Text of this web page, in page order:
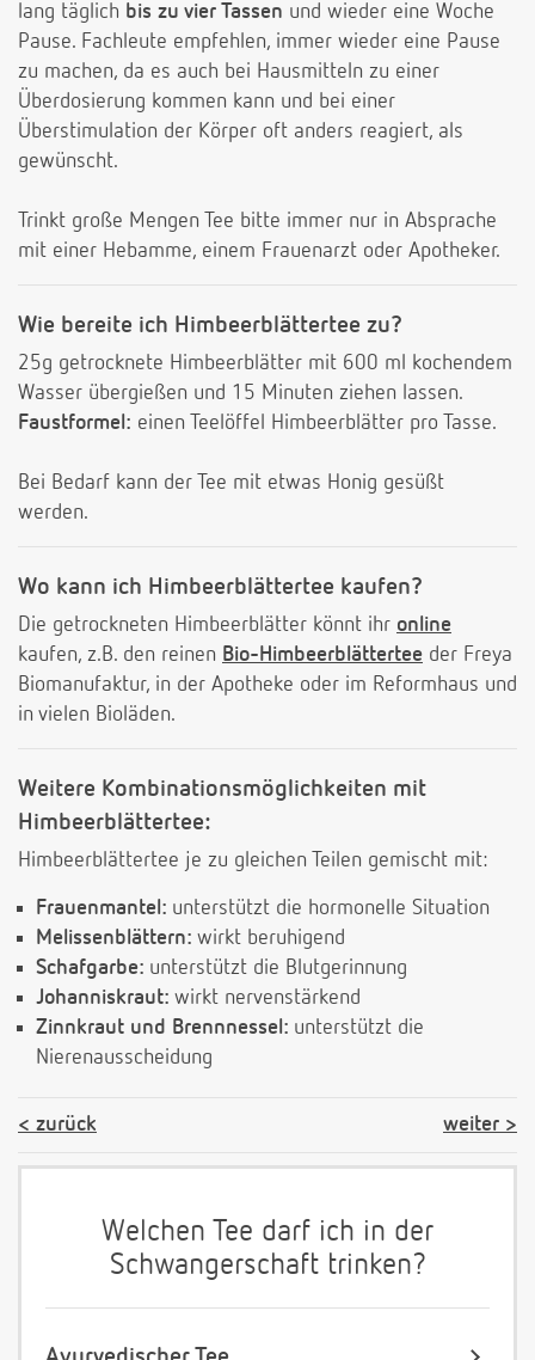
lang täglich bis zu vier Tassen und wieder eine Woche
Pause. Fachleute empfehlen, immer wieder eine Pause
zu machen, da es auch bei Hausmitteln zu einer
Überdosierung kommen kann und bei einer
Überstimulation der Körper oft anders reagiert, als
gewünscht.
Trinkt große Mengen Tee bitte immer nur in Absprache
mit einer Hebamme, einem Frauenarzt oder Apotheker.
Wie bereite ich Himbeerblättertee zu?
25g getrocknete Himbeerblätter mit 600 ml kochendem
Wasser übergießen und 15 Minuten ziehen lassen.
Faustformel: einen Teelöffel Himbeerblätter pro Tasse.
Bei Bedarf kann der Tee mit etwas Honig gesüßt
werden.
Wo kann ich Himbeerblättertee kaufen?
Die getrockneten Himbeerblätter könnt ihr online
kaufen, z.B. den reinen Bio-Himbeerblättertee der Freya
Biomanufaktur, in der Apotheke oder im Reformhaus und
in vielen Bioläden.
Weitere Kombinationsmöglichkeiten mit
Himbeerblättertee:
Himbeerblättertee je zu gleichen Teilen gemischt mit:
Frauenmantel: unterstützt die hormonelle Situation
Melissenblättern: wirkt beruhigend
Schafgarbe: unterstützt die Blutgerinnung
Johanniskraut: wirkt nervenstärkend
Zinnkraut und Brennnessel: unterstützt die
Nierenausscheidung
zurück weiter
Welchen Tee darf ich in der
Schwangerschaft trinken?